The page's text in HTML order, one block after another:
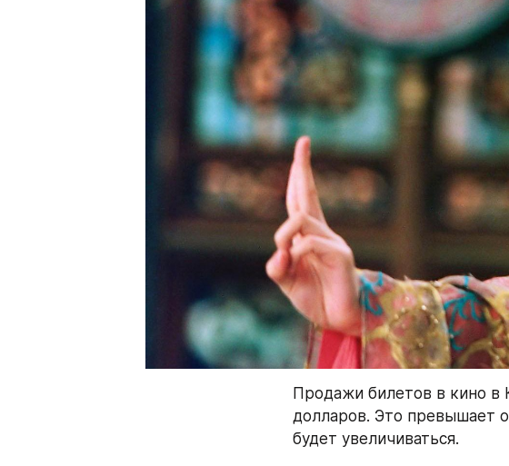
Продажи билетов в кино в
долларов. Это превышает
будет увеличиваться.